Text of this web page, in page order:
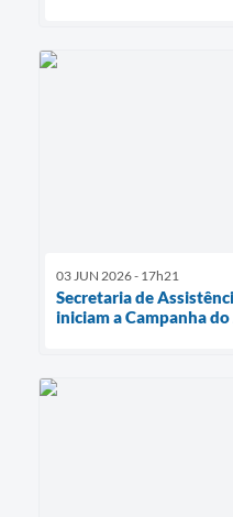
03 JUN 2026 - 17h21
Secretaria de
iniciam a Campanha